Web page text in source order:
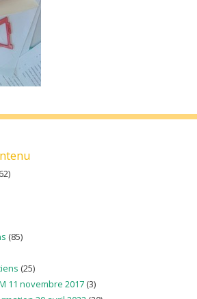
(85)
(25)
11 novembre 2017 (3)